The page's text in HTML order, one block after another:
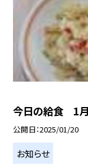
今日の給食 1
公開日 2025/01/20
お知らせ